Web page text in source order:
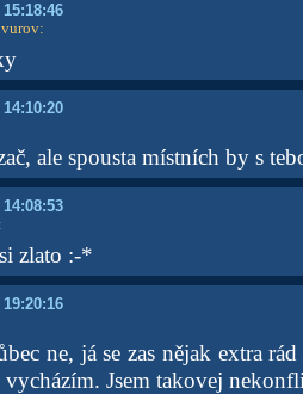
:
ale spousta místních by s
zlato :-*
ne, já se zas nějak extra
vycházím. Jsem takovej